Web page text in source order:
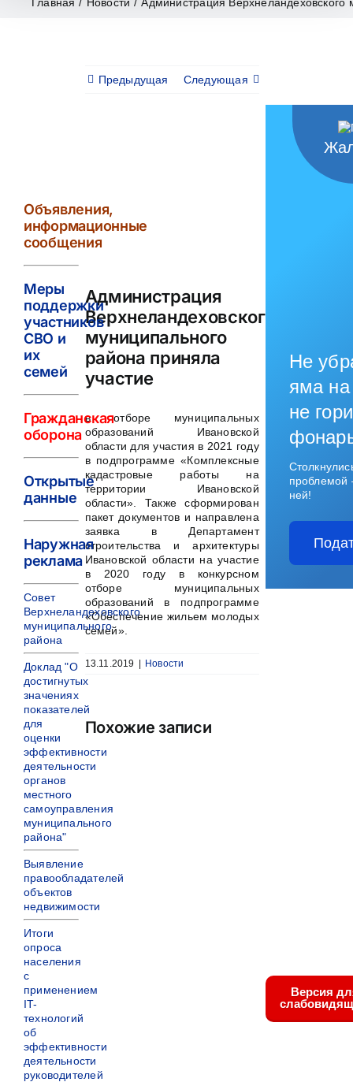
Предыдущая Следующая
Администрация
Верхнеландеховского
муниципального
района приняла
участие
в отборе муниципальных
образований Ивановской
области для участия в 2021 году
в подпрограмме «Комплексные
кадастровые работы на
территории Ивановской
области». Также сформирован
пакет документов и направлена
заявка в Департамент
строительства и архитектуры
Ивановской области на участие
в 2020 году в конкурсном
отборе муниципальных
образований в подпрограмме
«Обеспечение жильем молодых
семей».
13.11.2019 Новости
Похожие записи
Объявления,
информационные
сообщения
Меры
поддержки
участников
СВО и
их
семей
Гражданская
оборона
Открытые
данные
Наружная
реклама
Совет
Верхнеландеховского
муниципального
района
Доклад "О
достигнутых
значениях
показателей
для
оценки
эффективности
деятельности
органов
местного
самоуправления
муниципального
района"
Выявление
правообладателей
объектов
недвижимости
Итоги
опроса
населения
с
применением
IT-
технологий
об
эффективности
деятельности
руководителей
Не
яма на
не
ней!
Версия